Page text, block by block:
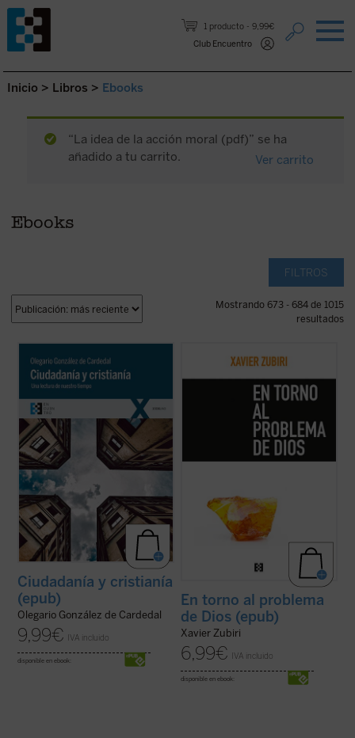
1 producto
9,99€
Club Encuentro
Saltar al contenido.
Inicio > Libros > Ebooks
“La idea de la acción moral (pdf)” se ha
añadido a tu carrito.
Ver carrito
Ebooks
FILTROS
Mostrando 673 - 684 de 1015
resultados
hacer, los ciudadanos tenemos siempre la
sociedad por configurar y los cristianos
tenemos siempre nuestra fe por realizar.
existente entre estos órdenes: Humanidad,
...(ver ficha)
Ciudadanía y cristianía
(epub)
Olegario González de Cardedal
9,99€ IVA incluido
disponible en ebook:
Este ensayo clásico de Zubiri constituye
una de las mejores introducciones a su
en edición separada, permitirá al lector
apreciar en todo su valor la originaria
formulación de la idea de religación, ...
En torno al problema
de Dios (epub)
Xavier Zubiri
6,99€ IVA incluido
disponible en ebook: